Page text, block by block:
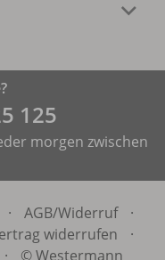
125
morgen zwischen
· AGB/Widerruf
·
widerrufen
·
· © Westermann